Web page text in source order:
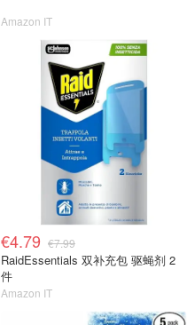
Amazon IT
€4.79 €7.99
RaidEssentials 双补充包 驱蝇剂 2
件
Amazon IT